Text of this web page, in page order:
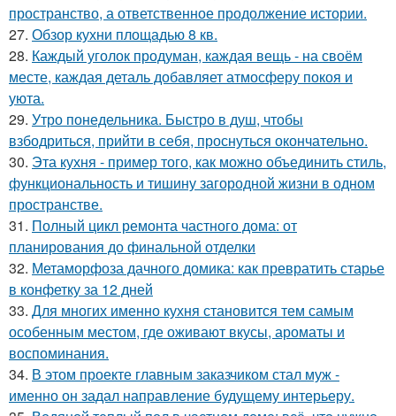
пространство, а ответственное продолжение истории.
27. Обзор кухни площадью 8 кв.
28. Каждый уголок продуман, каждая вещь - на своём
месте, каждая деталь добавляет атмосферу покоя и
уюта.
29. Утро понедельника. Быстро в душ, чтобы
взбодриться, прийти в себя, проснуться окончательно.
30. Эта кухня - пример того, как можно объединить стиль,
функциональность и тишину загородной жизни в одном
пространстве.
31. Полный цикл ремонта частного дома: от
планирования до финальной отделки
32. Метаморфоза дачного домика: как превратить старье
в конфетку за 12 дней
33. Для многих именно кухня становится тем самым
особенным местом, где оживают вкусы, ароматы и
воспоминания.
34. В этом проекте главным заказчиком стал муж -
именно он задал направление будущему интерьеру.